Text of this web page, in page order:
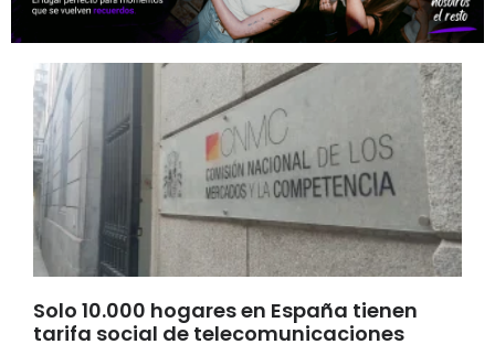
Solo 10.000 hogares en España tienen
tarifa social de telecomunicaciones